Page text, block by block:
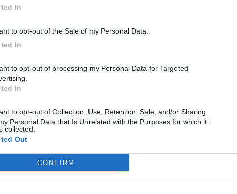
In
to opt-out of the Sale of my Personal Data.
In
In
Personal Data that Is Unrelated with the Purposes for which it
collected.
Out
CONFIRM